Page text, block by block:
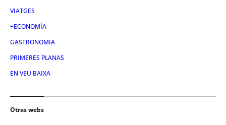
VIATGES
+ECONOMÍA
GASTRONOMIA
PRIMERES PLANAS
EN VEU BAIXA
Otras webs